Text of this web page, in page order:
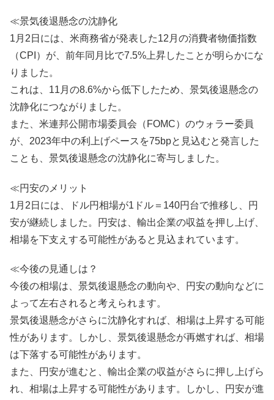
≪景気後退懸念の沈静化
1月2日には、米商務省が発表した12月の消費者物価指数
（CPI）が、前年同月比で7.5%上昇したことが明らかにな
りました。
これは、11月の8.6%から低下したため、景気後退懸念の
沈静化につながりました。
また、米連邦公開市場委員会（FOMC）のウォラー委員
が、2023年中の利上げペースを75bpと見込むと発言した
ことも、景気後退懸念の沈静化に寄与しました。
≪円安のメリット
1月2日には、ドル円相場が1ドル＝140円台で推移し、円
安が継続しました。円安は、輸出企業の収益を押し上げ、
相場を下支えする可能性があると見込まれています。
≪今後の見通しは？
今後の相場は、景気後退懸念の動向や、円安の動向などに
よって左右されると考えられます。
景気後退懸念がさらに沈静化すれば、相場は上昇する可能
性があります。しかし、景気後退懸念が再燃すれば、相場
は下落する可能性があります。
また、円安が進むと、輸出企業の収益がさらに押し上げら
れ、相場は上昇する可能性があります。しかし、円安が進